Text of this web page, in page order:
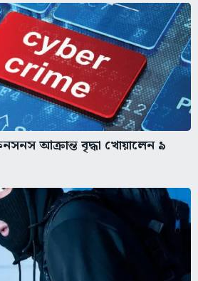
আক্রান্ত বৃদ্ধা খোয়ালেন ৯